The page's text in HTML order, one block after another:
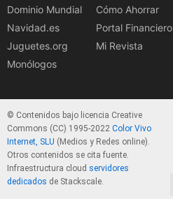
Dominio Mundial
Navidad.es
Juguetes.org
Monólogos
Cómo Ahorrar
Portal Financiero
Mi Revista
© Contenidos bajo licencia Creative
Commons (CC) 1995-2022 Color Vivo
Internet, SLU (Medios y Redes online).
Otros contenidos se cita fuente.
Infraestructura cloud servidores
dedicados de Stackscale.